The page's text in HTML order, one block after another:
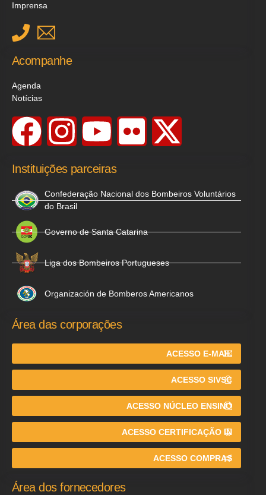
Imprensa
Acompanhe
Agenda
Notícias
Instituições parceiras
Confederação Nacional dos Bombeiros Voluntários
do Brasil
Governo de Santa Catarina
Liga dos Bombeiros Portugueses
Organización de Bomberos Americanos
Área das corporações
ACESSO E-MAIL
ACESSO SIVSC
ACESSO NÚCLEO ENSINO
ACESSO CERTIFICAÇÃO IN
ACESSO COMPRAS
Área dos fornecedores